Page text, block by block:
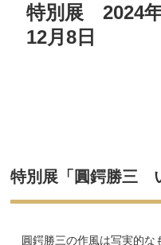
特別展 2024
12月8日
特別展「圓鍔勝三
圓鍔勝三の作風は写実的な